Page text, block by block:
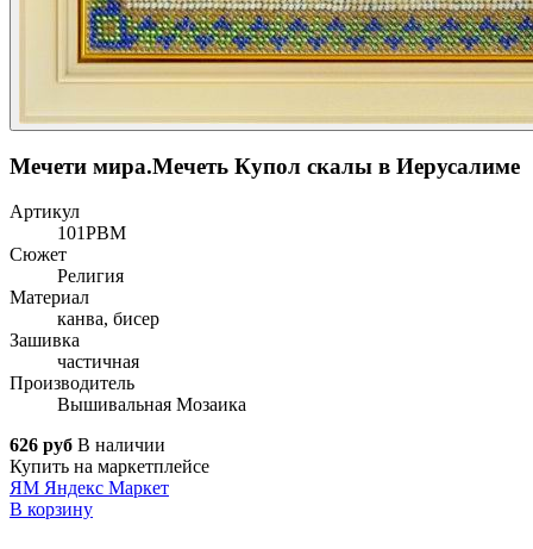
Мечети мира.Мечеть Купол скалы в Иерусалиме
Артикул
101РВМ
Сюжет
Религия
Материал
канва, бисер
Зашивка
частичная
Производитель
Вышивальная Мозаика
626 руб В наличии
Купить на маркетплейсе
ЯМ Яндекс Маркет
В корзину